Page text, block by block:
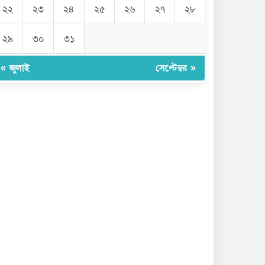
২২ ২৩ ২৪ ২৫ ২৬ ২৭ ২৮
২৯ ৩০ ৩১
« জুলাই সেপ্টেম্বর »